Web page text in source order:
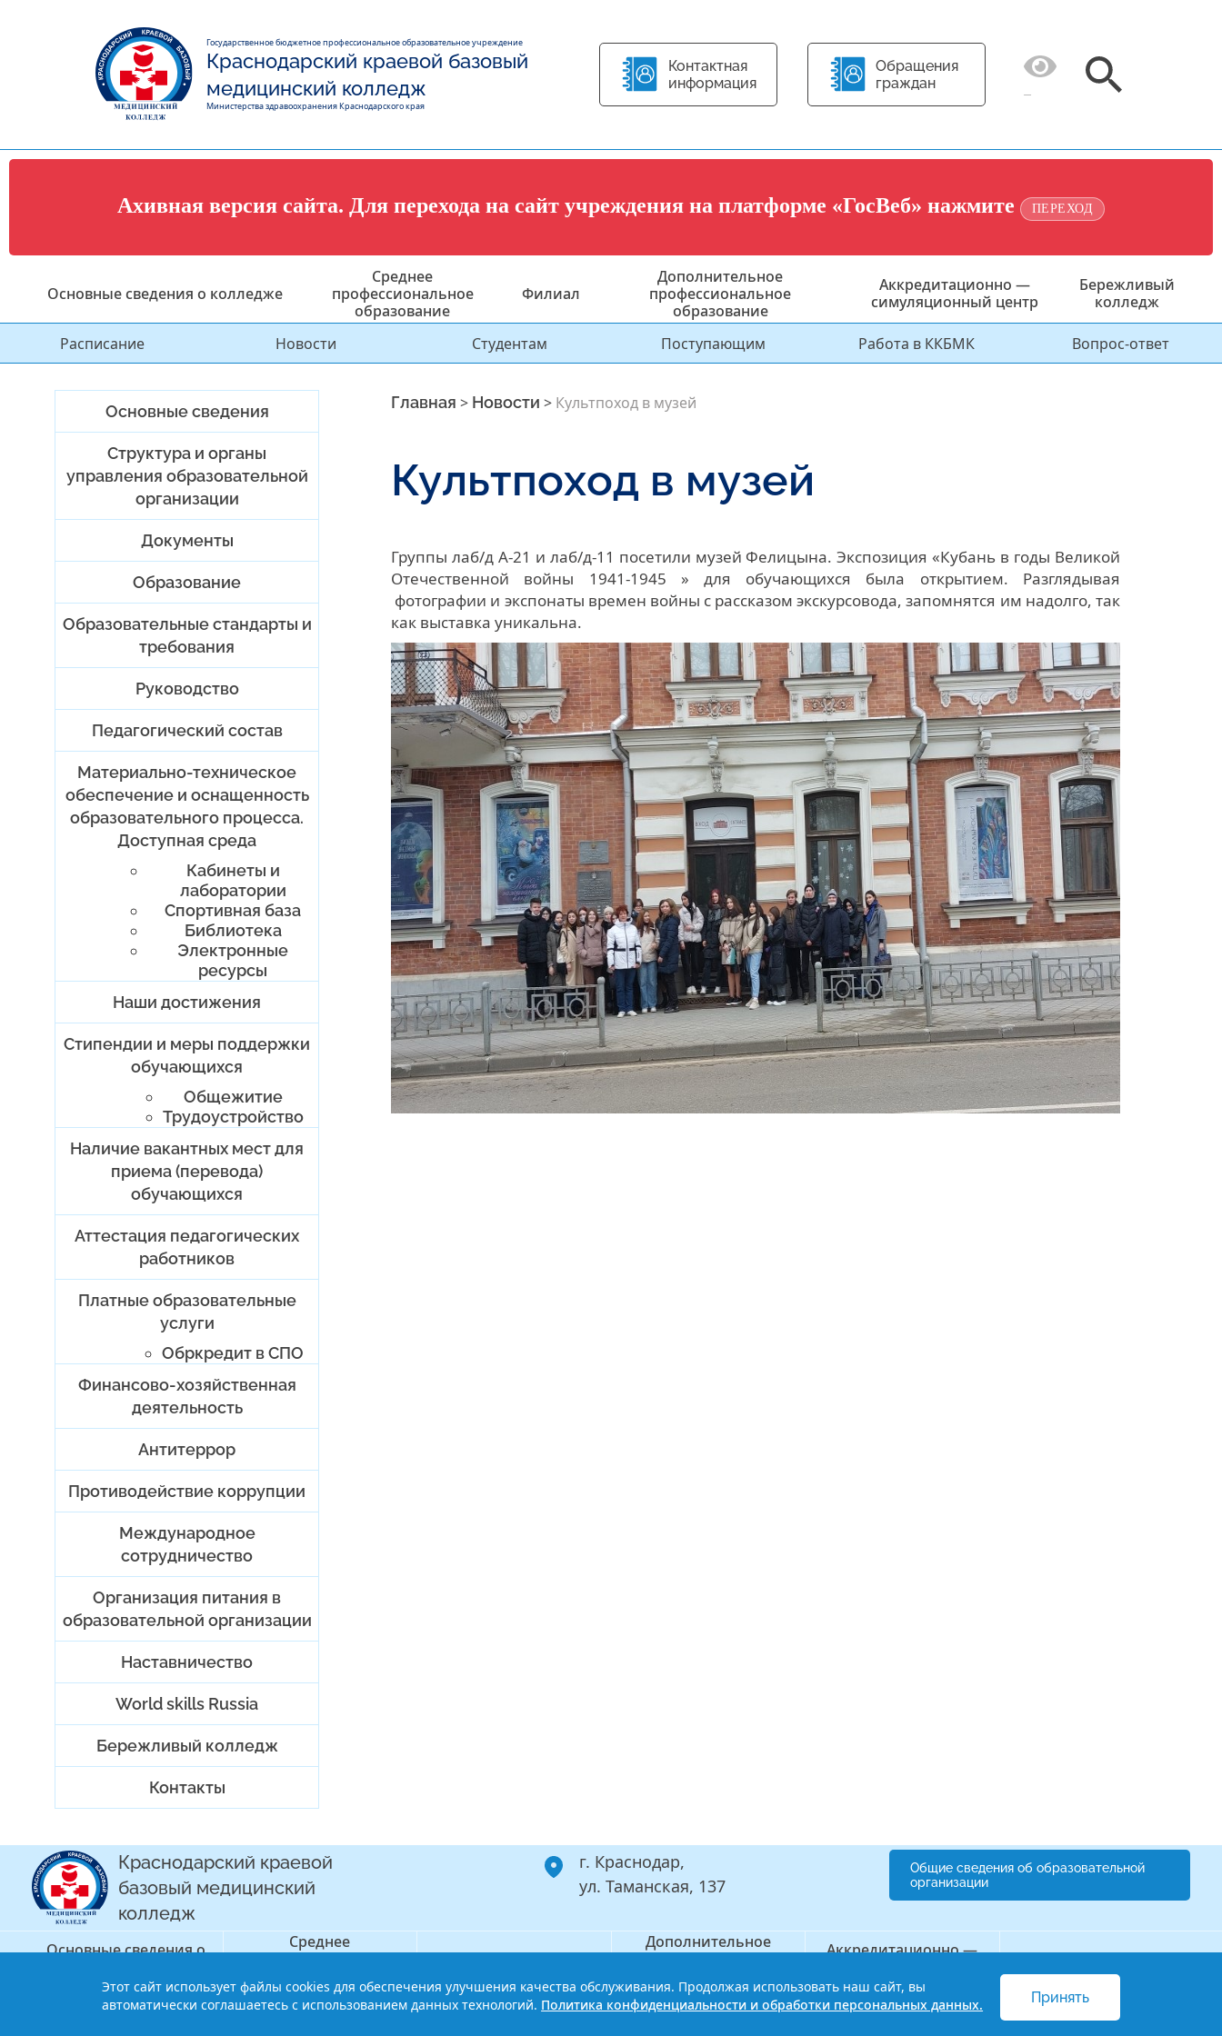
Государственное бюджетное профессиональное образовательное учреждение
Краснодарский краевой базовый
медицинский колледж
Министерства здравоохранения Краснодарского края
Контактная
информация
Обращения
граждан
Ахивная версия сайта. Для перехода на сайт учреждения на платформе «ГосВеб» нажмите ПЕРЕХОД
Основные сведения о колледже
Среднее
профессиональное
образование
Филиал
Дополнительное
профессиональное
образование
Аккредитационно —
симуляционный центр
Бережливый
колледж
Расписание Новости Студентам Поступающим Работа в ККБМК Вопрос-ответ
Основные сведения
Структура и органы
управления образовательной
организации
Документы
Образование
Образовательные стандарты и
требования
Руководство
Педагогический состав
Материально-техническое
обеспечение и оснащенность
образовательного процесса.
Доступная среда
Кабинеты и
лаборатории
Спортивная база
Библиотека
Электронные
ресурсы
Наши достижения
Стипендии и меры поддержки
обучающихся
Общежитие
Трудоустройство
Наличие вакантных мест для
приема (перевода)
обучающихся
Аттестация педагогических
работников
Платные образовательные
услуги
Обркредит в СПО
Финансово-хозяйственная
деятельность
Антитеррор
Противодействие коррупции
Международное
сотрудничество
Организация питания в
образовательной организации
Наставничество
World skills Russia
Бережливый колледж
Контакты
Главная > Новости > Культпоход в музей
Культпоход в музей
Группы лаб/д А-21 и лаб/д-11 посетили музей Фелицына. Экспозиция «Кубань в годы Великой
Отечественной войны 1941-1945 » для обучающихся была открытием. Разглядывая
фотографии и экспонаты времен войны с рассказом экскурсовода, запомнятся им надолго, так
как выставка уникальна.
Краснодарский краевой
базовый медицинский
колледж
г. Краснодар,
ул. Таманская, 137
Общие сведения об образовательной
организации
Основные сведения о
Среднее
профессиональное
Филиал
Дополнительное
профессиональное
Аккредитационно —
Бережливый колледж
© 2013-2021 Краснодарский краевой базовый медицинский колледжПолитика конфиденциальности и обработки персональных данных
Этот сайт использует файлы cookies для обеспечения улучшения качества обслуживания. Продолжая использовать наш сайт, вы
автоматически соглашаетесь с использованием данных технологий. Политика конфиденциальности и обработки персональных данных. Принять